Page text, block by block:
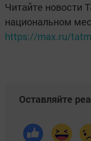
Читайте новости
национальном
https://max.ru/
Оставляйте